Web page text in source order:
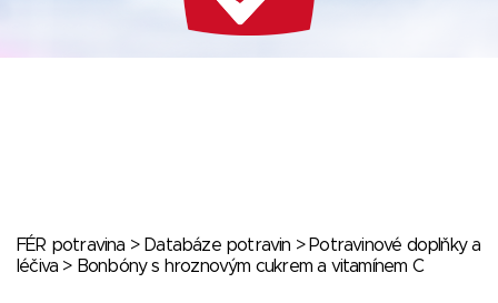
FÉR potravina > Databáze potravin > Potravinové doplňky a
léčiva > Bonbóny s hroznovým cukrem a vitamínem C